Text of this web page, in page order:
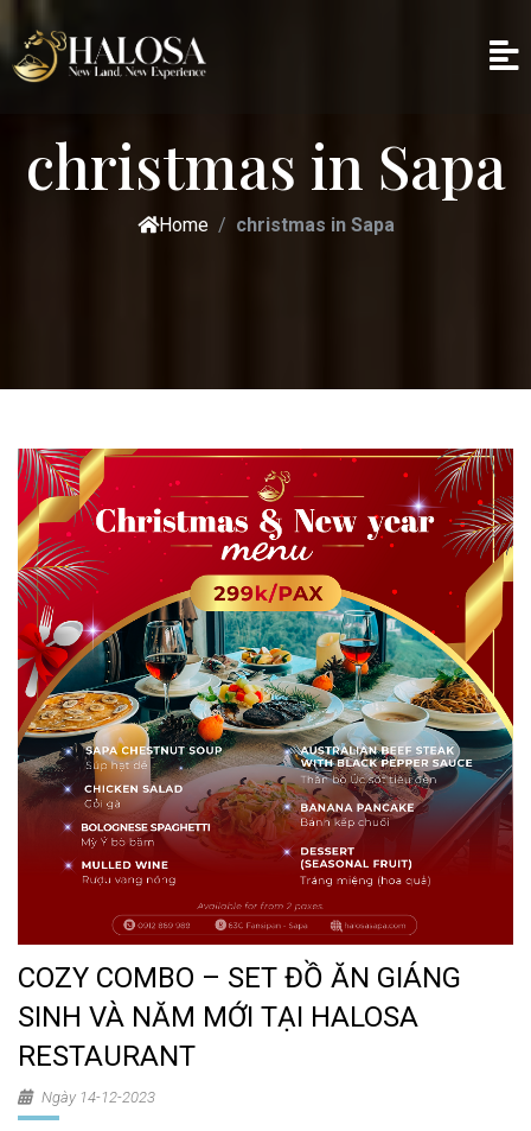
christmas in Sapa
Home christmas in Sapa
COZY COMBO – SET ĐỒ ĂN GIÁNG
SINH VÀ NĂM MỚI TẠI HALOSA
RESTAURANT
Ngày 14-12-2023